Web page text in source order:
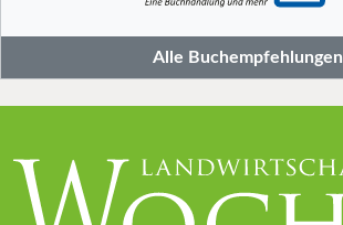
Alle Buchempfehlungen